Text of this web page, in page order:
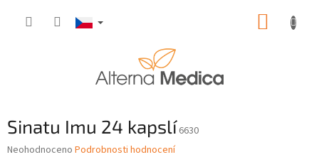
Sinatu Imu 24 kapslí 6630
Průměrné
Neohodnoceno Podrobnosti hodnocení